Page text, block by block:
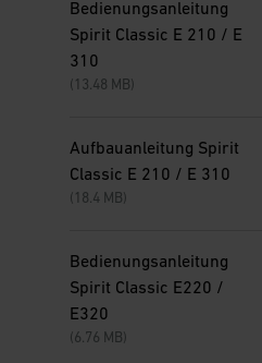
Bedienungsanleitung
Spirit Classic E 210 / E
310
(13.48 MB)
Aufbauanleitung Spirit
Classic E 210 / E 310
(18.4 MB)
Bedienungsanleitung
Spirit Classic E220 /
E320
(6.76 MB)